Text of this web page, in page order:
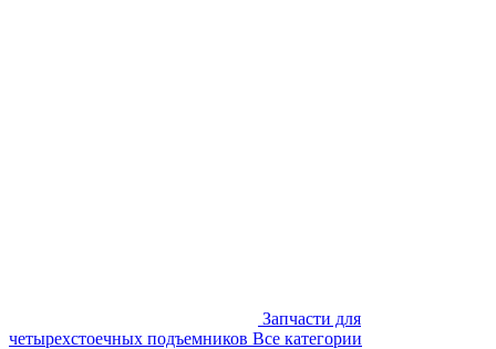
Запчасти для
четырехстоечных подъемников Все категории